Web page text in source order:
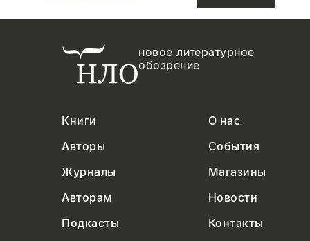
новое литературное
обозрение
Книги
О нас
Авторы
События
Журналы
Магазины
Авторам
Новости
Подкасты
Контакты